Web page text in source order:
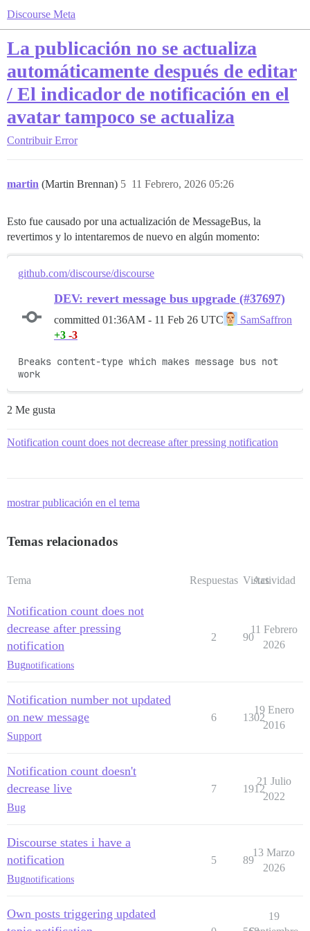
Discourse Meta
La publicación no se actualiza
automáticamente después de editar
/ El indicador de notificación en el
avatar tampoco se actualiza
Contribuir Error
martin (Martin Brennan) 11 Febrero, 2026 05:26
5
Esto fue causado por una actualización de MessageBus, la
revertimos y lo intentaremos de nuevo en algún momento:
github.com/discourse/discourse
DEV: revert message bus upgrade (#37697)
committed 01:36AM - 11 Feb 26 UTC
SamSaffron
+3 -3
Breaks content-type which makes message bus not
work
2 Me gusta
Notification count does not decrease after pressing notification
mostrar publicación en el tema
Temas relacionados
Tema Respuestas Vistas
Actividad
Notification count does not
decrease after pressing
notification
Bugnotifications
2 90
11 Febrero
2026
Notification number not updated
on new message
Support
6 1302
19 Enero
2016
Notification count doesn't
decrease live
Bug
7 1912
21 Julio
2022
Discourse states i have a
notification
Bugnotifications
5 89
13 Marzo
2026
Own posts triggering updated
19